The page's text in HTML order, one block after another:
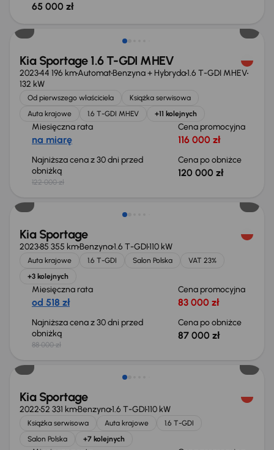
65 000 zł
Taniej o 2 000 zł
Kia Sportage 1.6 T-GDI MHEV
202344 196 kmAutomatBenzyna + Hybryda1.6 T-GDI MHEV
132 kW
Od pierwszego właściciela
Książka serwisowa
Auta krajowe
1.6 T-GDI MHEV +11 kolejnych
Miesięczna rata
na miarę
Cena promocyjna
116 000 zł
Najniższa cena z 30 dni przed
obniżką
122 000 zł
Cena po obniżce
120 000 zł
Taniej o 1 000 zł
Kia Sportage
202385 355 kmBenzyna1.6 T-GDI110 kW
Auta krajowe 1.6 T-GDI Salon Polska
VAT 23%
+3 kolejnych
Miesięczna rata
od 518 zł
Cena promocyjna
83 000 zł
Najniższa cena z 30 dni przed
obniżką
88 000 zł
Cena po obniżce
87 000 zł
Taniej o 2 000 zł
Kia Sportage
202252 331 kmBenzyna1.6 T-GDI110 kW
Książka serwisowa Auta krajowe
1.6 T-GDI
Salon Polska
+7 kolejnych